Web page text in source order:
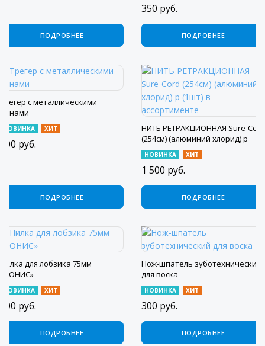
ПОДРОБНЕЕ
350 руб.
ПОДРОБНЕЕ
Трегер с металлическими
пинами
НОВИНКА ХИТ
600 руб.
ПОДРОБНЕЕ
НИТЬ РЕТРАКЦИОННАЯ Sure-Cord
(254см) (алюминий хлорид) р
(1шт) в ассортименте
НОВИНКА ХИТ
1 500 руб.
ПОДРОБНЕЕ
Пилка для лобзика 75мм
«СОНИС»
НОВИНКА ХИТ
100 руб.
ПОДРОБНЕЕ
Нож-шпатель зуботехнический
для воска
НОВИНКА ХИТ
300 руб.
ПОДРОБНЕЕ